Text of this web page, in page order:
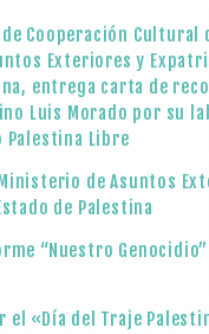
Cooperación Cultural
Exteriores y
entrega carta de
Luis Morado por su
Palestina Libre
de Asuntos
de Palestina
“Nuestro
el «Día del Traje